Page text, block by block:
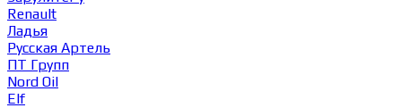
Renault
Ладья
Русская Артель
ПТ Групп
Nord Oil
Elf